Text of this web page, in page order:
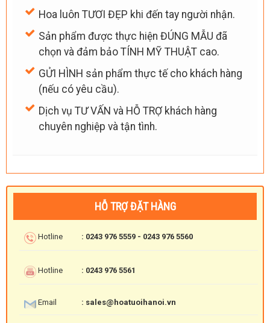
Hoa luôn TƯƠI ĐẸP khi đến tay người nhận.
Sản phẩm được thực hiện ĐÚNG MẪU đã
chọn và đảm bảo TÍNH MỸ THUẬT cao.
GỬI HÌNH sản phẩm thực tế cho khách hàng
(nếu có yêu cầu).
Dịch vụ TƯ VẤN và HỖ TRỢ khách hàng
chuyên nghiệp và tận tình.
HỖ TRỢ ĐẶT HÀNG
Hotline : 0243 976 5559 - 0243 976 5560
Hotline : 0243 976 5561
Email : sales@hoatuoihanoi.vn